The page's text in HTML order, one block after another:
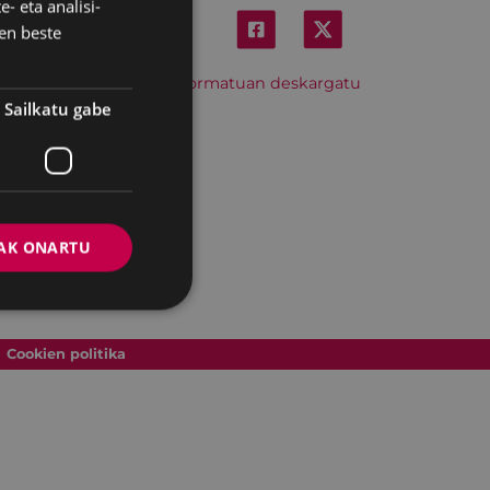
Hitzordu hau iCal formatuan deskargatu
Cookien politika
SPANISH
eta analisi-
beste
Sailkatu gabe
ONARTU